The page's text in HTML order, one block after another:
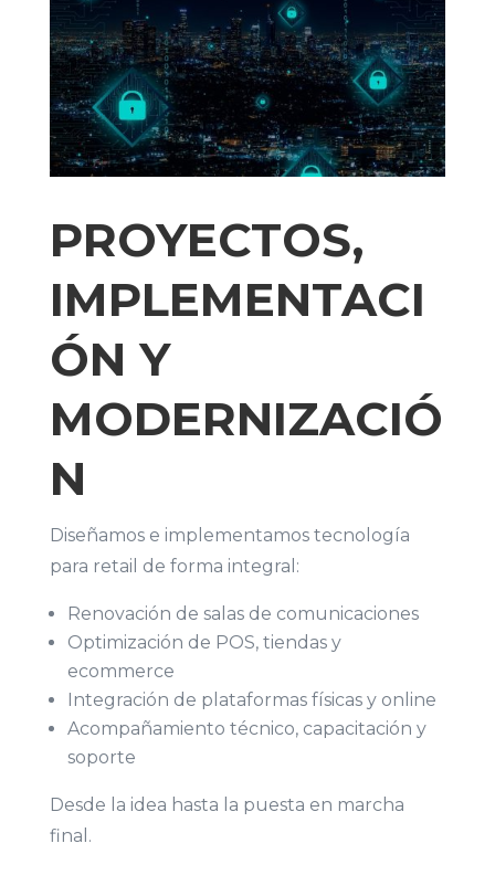
PROYECTOS,
IMPLEMENTACI
ÓN Y
MODERNIZACIÓ
N
Diseñamos e implementamos tecnología
para retail de forma integral:
Renovación de salas de comunicaciones
Optimización de POS, tiendas y
ecommerce
Integración de plataformas físicas y online
Acompañamiento técnico, capacitación y
soporte
Desde la idea hasta la puesta en marcha
final.